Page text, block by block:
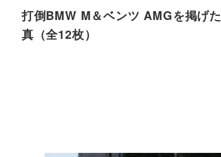
打倒BMW M＆ベンツ AMGを掲げ
真（全12枚）